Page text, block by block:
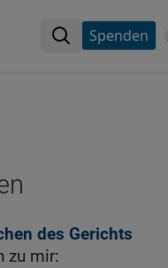
Spenden
des Gerichts
zu mir: